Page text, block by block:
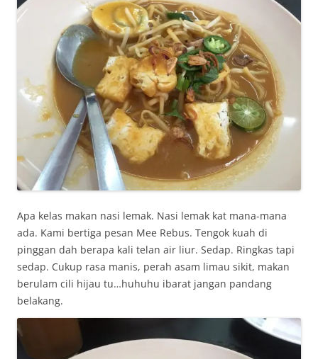
Apa kelas makan nasi lemak. Nasi lemak kat mana-mana
ada. Kami bertiga pesan Mee Rebus. Tengok kuah di
pinggan dah berapa kali telan air liur. Sedap. Ringkas tapi
sedap. Cukup rasa manis, perah asam limau sikit, makan
berulam cili hijau tu…huhuhu ibarat jangan pandang
belakang.